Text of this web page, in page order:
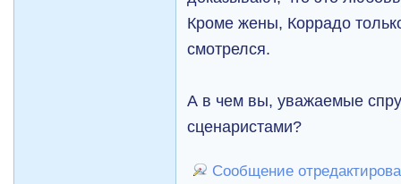
Кроме жены, Коррадо
смотрелся.
А в чем вы, уважаемые
сценаристами?
Сообщение